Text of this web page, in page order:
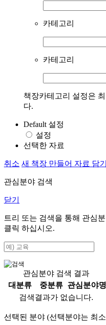
카테고리
카테고리
책장카테고리 설정은
다.
Default 설정
설정
선택한 자료
취소 새 책장 만들어 자료 담기
관심분야 검색
닫기
트리 또는 검색을 통해 관심
클릭 하십시오.
관심분야 검색 결과
대분류
중분류
관심분야명
검색결과가 없습니다.
선택된 분야 (선택분야는 최